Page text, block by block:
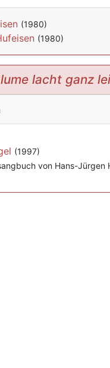
(1980)
(1980)
lacht ganz
(1997)
von Hans-Jürgen